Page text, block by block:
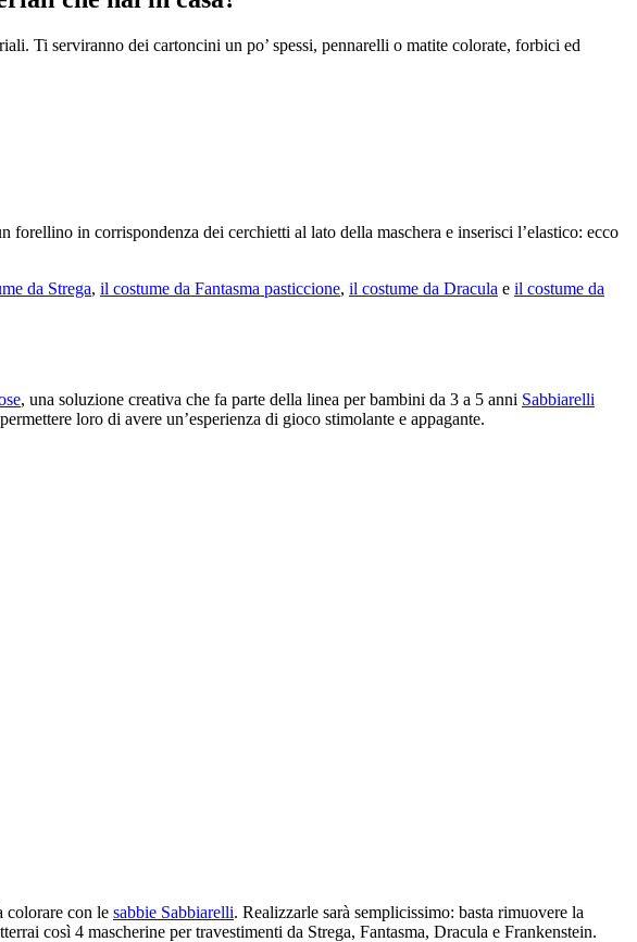
Ti serviranno dei cartoncini un po’ spessi, pennarelli o matite colorate, forbici ed
in corrispondenza dei cerchietti al lato della maschera e inserisci l’elastico: ecco
da Strega, il costume da Fantasma pasticcione, il costume da Dracula e il costume da
, una soluzione creativa che fa parte della linea per bambini da 3 a 5 anni Sabbiarelli
loro di avere un’esperienza di gioco stimolante e appagante.
colorare con le sabbie Sabbiarelli. Realizzarle sarà semplicissimo: basta rimuovere la
così 4 mascherine per travestimenti da Strega, Fantasma, Dracula e Frankenstein.